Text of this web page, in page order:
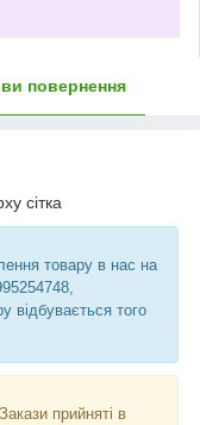
повернення
сітка
товару в нас на
відбувається того
прийняті в